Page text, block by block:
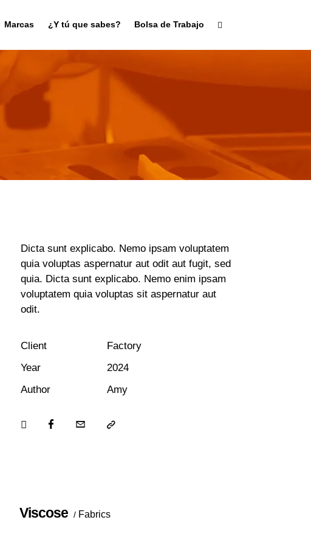
Marcas ¿Y tú que sabes? Bolsa de Trabajo
Dicta sunt explicabo. Nemo ipsam voluptatem
quia voluptas aspernatur aut odit aut fugit, sed
quia. Dicta sunt explicabo. Nemo enim ipsam
voluptatem quia voluptas sit aspernatur aut
odit.
Client
Factory
Year
2024
Author
Amy
Fabrics
Viscose